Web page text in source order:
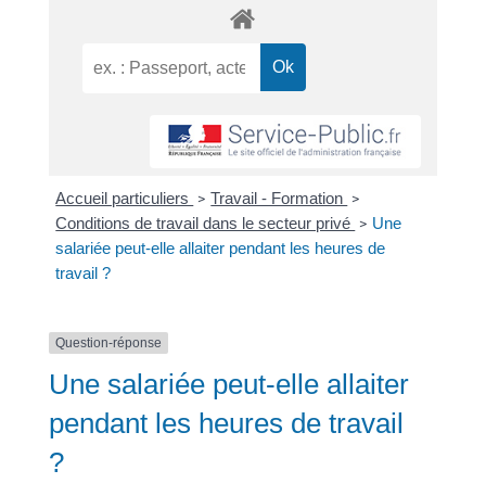
Accueil particuliers > Travail - Formation >
Conditions de travail dans le secteur privé > Une
salariée peut-elle allaiter pendant les heures de
travail ?
Question-réponse
Une salariée peut-elle allaiter
pendant les heures de travail
?